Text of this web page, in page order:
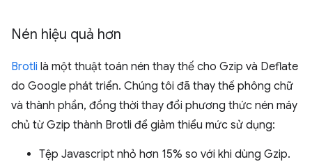
Nén hiệu quả hơn
Brotli là một thuật toán nén thay thế cho Gzip và Deflate
do Google phát triển. Chúng tôi đã thay thế phông chữ
và thành phần, đồng thời thay đổi phương thức nén máy
chủ từ Gzip thành Brotli để giảm thiểu mức sử dụng:
Tệp Javascript nhỏ hơn 15% so với khi dùng Gzip.